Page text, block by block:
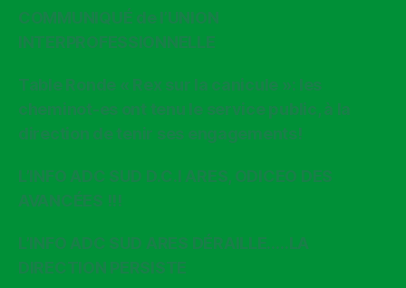
COMMUNIQUÉ de l’UNION
INTERPROFESSIONNELLE
Table Ronde « Rex sur la canicule »: les
cheminot-es ont tenu le service public, à la
direction de tenir ses engagements!
L’INFO ADC SUD D.C.I ARES, ODICEO DES
AVANCÉES !!!
L’INFO ADC SUD ARES DÉRAILLE…..LA
DIRECTION PERSISTE